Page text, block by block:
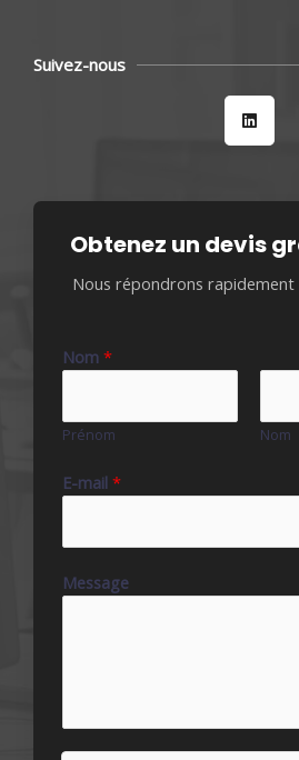
Suivez-nous
L
i
n
k
i
Obtenez un devis
Nous répondrons
Nom *
Prénom Nom
E-mail *
Message